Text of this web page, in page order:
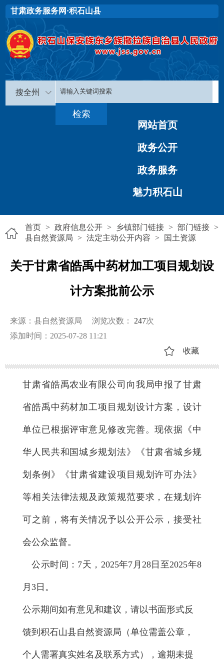
甘肃政务服务网·积石山县
搜全州
网站首页
政务公开
政务服务
魅力积石山
首页 > 政府信息公开 > 乡镇部门链接 > 部门链接 >
县自然资源局 > 法定主动公开内容 > 国土资源
关于甘肃省皓禹中药材加工项目规划设
计方案批前公示
来源：县自然资源局 浏览次数： 247次
添加时间：2025-07-28 11:21
收藏
甘肃省皓禹农业有限公司向我局申报了甘肃
省皓禹中药材加工项目规划设计方案，设计
单位已根据评审意见修改完善。现依据《中
华人民共和国城乡规划法》《甘肃省城乡规
划条例》《甘肃省建设项目规划许可办法》
等相关法律法规及政策规范要求，在规划许
可之前，将有关情况予以公开公示，接受社
会公众监督。
公示时间：7天，2025年7月28日至2025年8
月3日。
公示期间如有意见和建议，请以书面形式反
馈到积石山县自然资源局（单位需盖公章，
个人需署真实姓名及联系方式），逾期未提